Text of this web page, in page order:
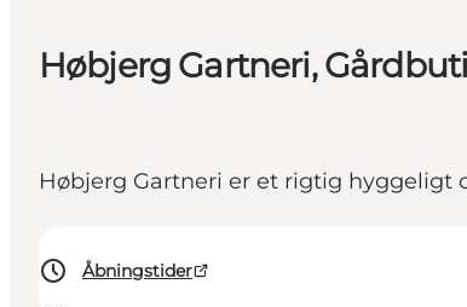
Høbjerg Gartneri,
Høbjerg Gartneri er et rigtig hyggeligt
Åbningstider